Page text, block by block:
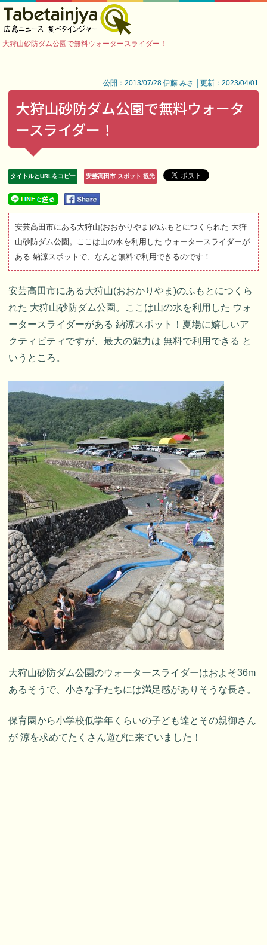
大狩山砂防ダム公園で無料ウォータースライダー！
公開：2013/07/28 伊藤 みさ │更新：2023/04/01
大狩山砂防ダム公園で無料ウォータ
ースライダー！
タイトルとURLをコピー 安芸高田市 スポット 観光
安芸高田市にある大狩山(おおかりやま)のふもとにつくられた 大狩
山砂防ダム公園。ここは山の水を利用した ウォータースライダーが
ある 納涼スポットで、なんと無料で利用できるのです！
安芸高田市にある大狩山(おおかりやま)のふもとにつくら
れた 大狩山砂防ダム公園。ここは山の水を利用した ウォ
ータースライダーがある 納涼スポット！夏場に嬉しいア
クティビティですが、最大の魅力は 無料で利用できる と
いうところ。
大狩山砂防ダム公園のウォータースライダーはおよそ36m
あるそうで、小さな子たちには満足感がありそうな長さ。
保育園から小学校低学年くらいの子ども達とその親御さん
が 涼を求めてたくさん遊びに来ていました！